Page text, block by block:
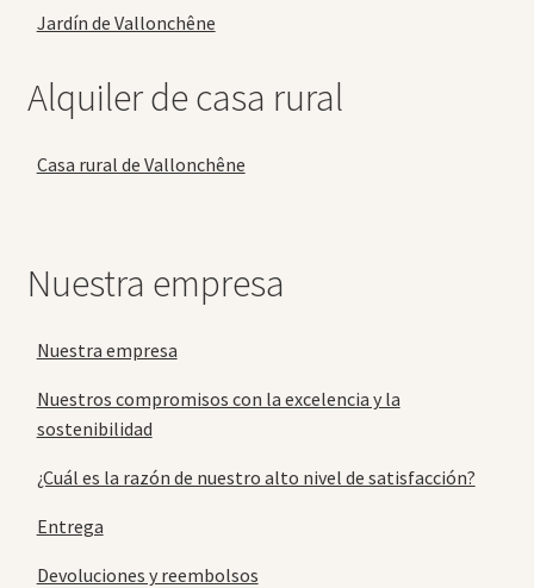
Jardín de Vallonchêne
Alquiler de casa rural
Casa rural de Vallonchêne
Nuestra empresa
Nuestra empresa
Nuestros compromisos con la excelencia y la
sostenibilidad
¿Cuál es la razón de nuestro alto nivel de satisfacción?
Entrega
Devoluciones y reembolsos